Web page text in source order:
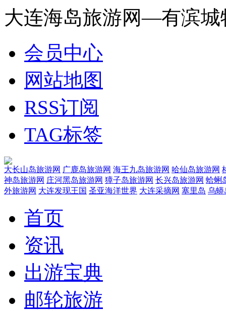
大连海岛旅游网—有滨城
会员中心
网站地图
RSS订阅
TAG标签
大长山岛旅游网 广鹿岛旅游网 海王九岛旅游网 哈仙岛旅游网
神岛旅游网 庄河黑岛旅游网 獐子岛旅游网 长兴岛旅游网 蛤蜊
外旅游网 大连发现王国 圣亚海洋世界 大连采摘网 塞里岛 乌蟒
首页
资讯
出游宝典
邮轮旅游